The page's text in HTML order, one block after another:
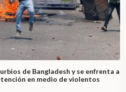
de Bangladesh y se enfrenta a
en medio de violentos